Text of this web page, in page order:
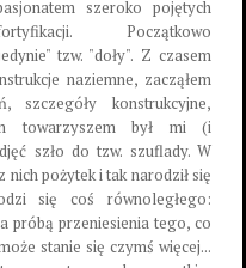
szeroko pojętych
Początkowo
tzw. "doły". Z czasem
naziemne, zacząłem
szczegóły konstrukcyjne,
towarzyszem był mi (i
szło do tzw. szuflady. W
nich pożytek i tak narodził się
się coś równoległego:
próbą przeniesienia tego, co
stanie się czymś więcej...